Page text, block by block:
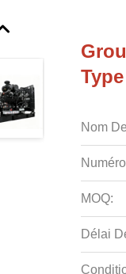
Nom
MOQ:
Délai